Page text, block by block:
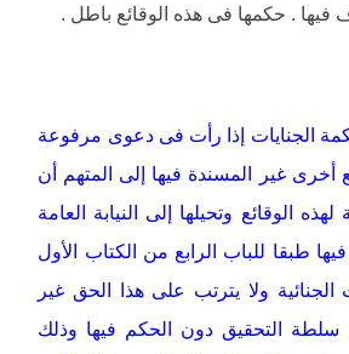
فيها . حكمها فى هذه الوقائع باطل .
الجنايات إذا رأت فى دعوى مرفوعة
أخرى غير المسندة فيها إلى المتهم أن
الوقائع وتحيلها إلى النيابة العامة
طبقا للباب الرابع من الكتاب الأول
الجنائية ولا يترتب على هذا الحق غير
سلطة التحقيق دون الحكم فيها وذلك